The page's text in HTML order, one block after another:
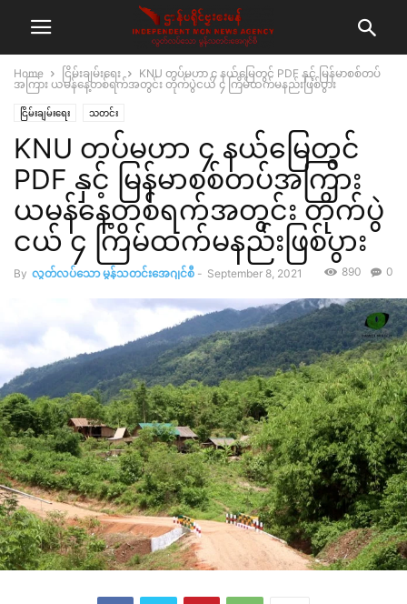
Home ငြိမ်းချမ်းရေး
KNU တပ်မဟာ ၄ နယ်မြေတွင် PDF နှင့် မြန်မာစစ်တပ်
အကြား ယမန်နေ့တစ်ရက်အတွင်း တိုက်ပွဲငယ် ၄ ကြိမ်ထက်မနည်းဖြစ်ပွား
ငြိမ်းချမ်းရေး သတင်း
KNU တပ်မဟာ ၄ နယ်မြေတွင်
PDF နှင့် မြန်မာစစ်တပ်အကြား
ယမန်နေ့တစ်ရက်အတွင်း တိုက်ပွဲ
ငယ် ၄ ကြိမ်ထက်မနည်းဖြစ်ပွား
By လွတ်လပ်သော မွန်သတင်းအေဂျင်စီ - September 8, 2021 0
890